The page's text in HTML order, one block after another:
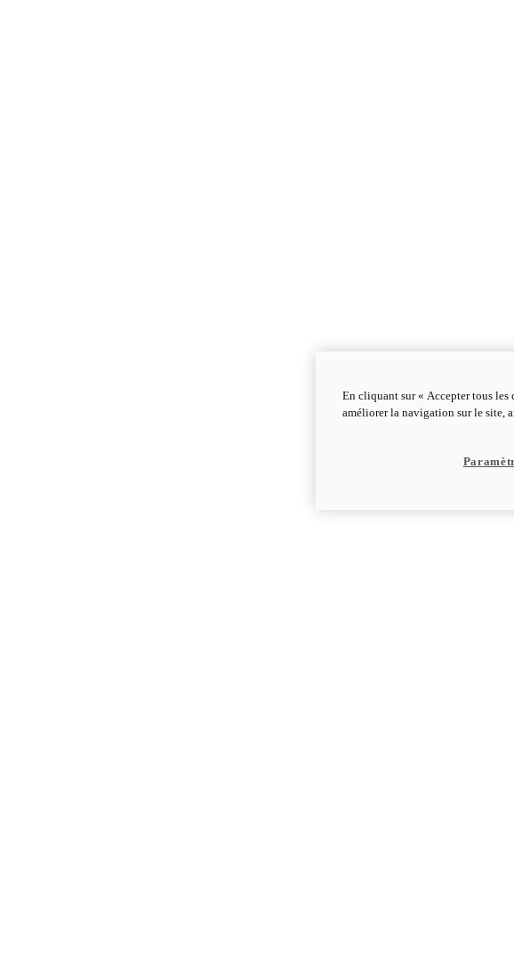
En cliquant sur « Accepter tous les
améliorer la navigation sur le site,